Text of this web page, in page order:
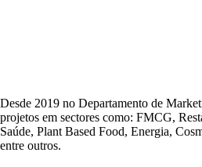
Desde 2019 no Departamento de
projetos em sectores como: FMCG,
Saúde, Plant Based Food, Energia,
entre outros.